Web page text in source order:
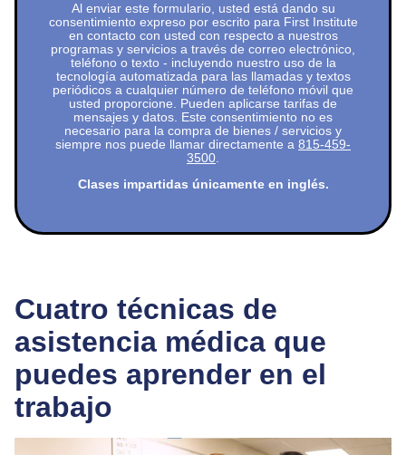
Al enviar este formulario, usted está dando su
consentimiento expreso por escrito para First Institute
en contacto con usted con respecto a nuestros
programas y servicios a través de correo electrónico,
teléfono o texto - incluyendo nuestro uso de la
tecnología automatizada para las llamadas y textos
periódicos a cualquier número de teléfono móvil que
usted proporcione. Pueden aplicarse tarifas de
mensajes y datos. Este consentimiento no es
necesario para la compra de bienes / servicios y
siempre nos puede llamar directamente a 815-459-
3500
Clases impartidas únicamente en inglés.
Cuatro técnicas de
asistencia médica que
puedes aprender en el
trabajo